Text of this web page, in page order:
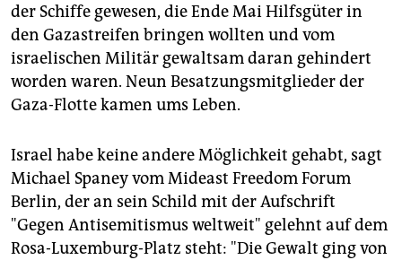
der Schiffe gewesen, die Ende Mai Hilfsgüter in
den Gazastreifen bringen wollten und vom
israelischen Militär gewaltsam daran gehindert
worden waren. Neun Besatzungsmitglieder der
Gaza-Flotte kamen ums Leben.
Israel habe keine andere Möglichkeit gehabt, sagt
Michael Spaney vom Mideast Freedom Forum
Berlin, der an sein Schild mit der Aufschrift
"Gegen Antisemitismus weltweit" gelehnt auf dem
Rosa-Luxemburg-Platz steht: "Die Gewalt ging von